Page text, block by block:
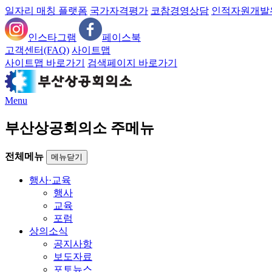
일자리 매칭 플랫폼 국가자격평가 코참경영상담 인적자원개발
인스타그램
페이스북
고객센터(FAQ) 사이트맵
사이트맵 바로가기
검색페이지 바로가기
Menu
부산상공회의소 주메뉴
전체메뉴 메뉴닫기
행사·교육
행사
교육
포럼
상의소식
공지사항
보도자료
포토뉴스